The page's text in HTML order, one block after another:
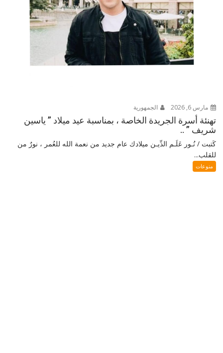
مارس 6, 2026 الجمهورية
تهنئة أسرة الجريدة الخاصة ، بمناسبة عيد ميلاد ” ياسين
شريف ” ..
كَتبت / نُـور عَلَـم الدِّيـن ميلادك عام جديد من نعمة الله للعُمر ، نورٌ من
للقلب...
منوعات